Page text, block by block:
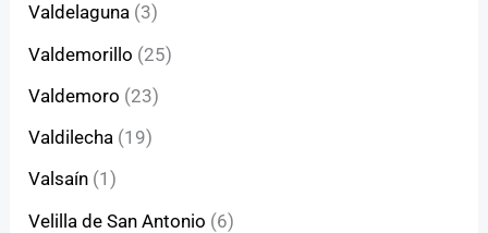
Valdelaguna (3)
Valdemorillo (25)
Valdemoro (23)
Valdilecha (19)
Valsaín (1)
Velilla de San Antonio (6)